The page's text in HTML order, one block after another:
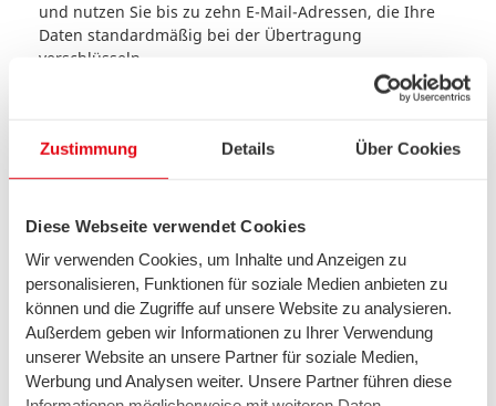
Zustimmung Details Über Cookies
Diese Webseite verwendet Cookies
Wir verwenden Cookies, um Inhalte und Anzeigen zu
personalisieren, Funktionen für soziale Medien anbieten zu
können und die Zugriffe auf unsere Website zu analysieren.
Außerdem geben wir Informationen zu Ihrer Verwendung
unserer Website an unsere Partner für soziale Medien,
Werbung und Analysen weiter. Unsere Partner führen diese
und nutzen Sie bis zu zehn E-Mail-Adressen, die Ihre
Daten standardmäßig bei der Übertragung
verschlüsseln.
4. Lesen Sie auch das Kleingedruckte
wachsam – egal ob bei Gewinnspielen oder Services.
Lesen und bewerten Sie zunächst die
aufmerksam.
5. Prüfen Sie aufmerksam Ihre E-Mails
Seien Sie bei E-Mails skeptisch, die Sie zum Beispiel vor
Sicherheitslücken oder gesperrten Konten warnen
wollen. Infizierte Anhänge oder auch Links zu
schädlichen Webseiten können Ihrem Computer
schaden.